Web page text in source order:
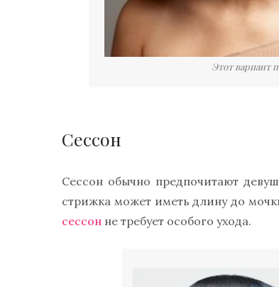
Этот вариант
Сессон
Сессон обычно предпочитают
стрижка может иметь длину до
сессон не требует особого ухода.